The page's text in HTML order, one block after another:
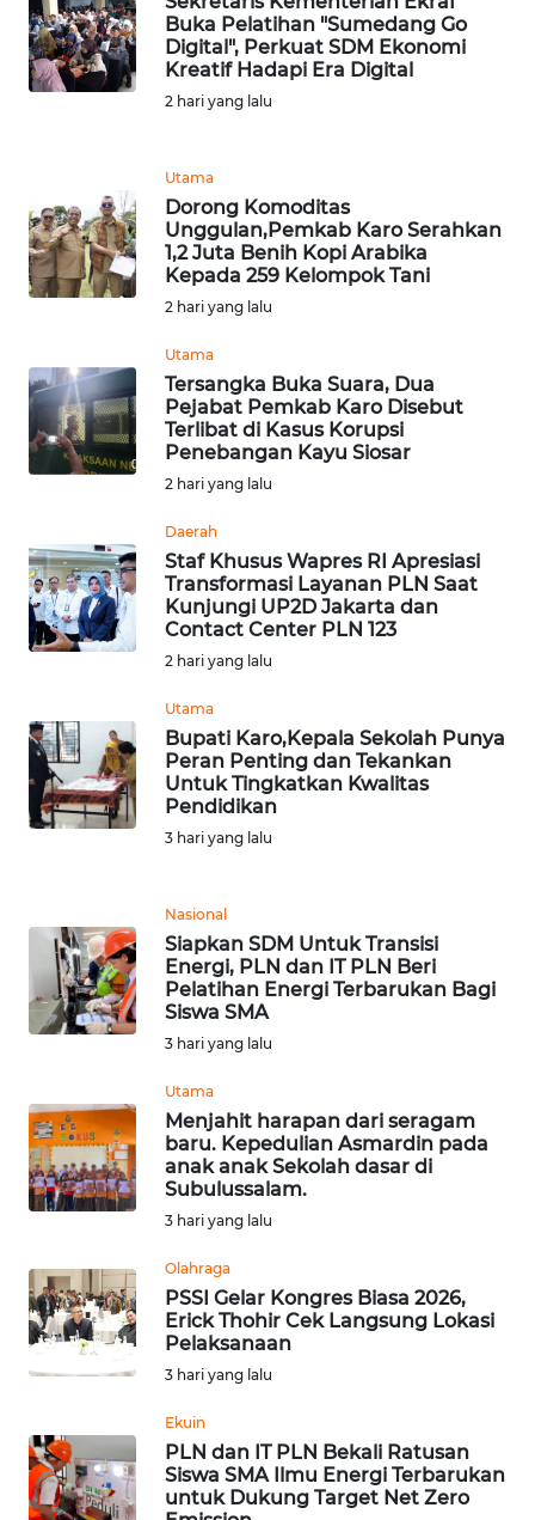
Buka Pelatihan "Sumedang Go
Digital", Perkuat SDM Ekonomi
Kreatif Hadapi Era Digital
2 hari yang lalu
Utama
Dorong Komoditas
Unggulan,Pemkab Karo Serahkan
1,2 Juta Benih Kopi Arabika
Kepada 259 Kelompok Tani
2 hari yang lalu
Utama
Tersangka Buka Suara, Dua
Pejabat Pemkab Karo Disebut
Terlibat di Kasus Korupsi
Penebangan Kayu Siosar
2 hari yang lalu
Daerah
Staf Khusus Wapres RI Apresiasi
Transformasi Layanan PLN Saat
Kunjungi UP2D Jakarta dan
Contact Center PLN 123
2 hari yang lalu
Utama
Bupati Karo,Kepala Sekolah Punya
Peran Penting dan Tekankan
Untuk Tingkatkan Kwalitas
Pendidikan
3 hari yang lalu
Nasional
Siapkan SDM Untuk Transisi
Energi, PLN dan IT PLN Beri
Pelatihan Energi Terbarukan Bagi
Siswa SMA
3 hari yang lalu
Utama
Menjahit harapan dari seragam
baru. Kepedulian Asmardin pada
anak anak Sekolah dasar di
Subulussalam.
3 hari yang lalu
Olahraga
PSSI Gelar Kongres Biasa 2026,
Erick Thohir Cek Langsung Lokasi
Pelaksanaan
3 hari yang lalu
Ekuin
PLN dan IT PLN Bekali Ratusan
Siswa SMA Ilmu Energi Terbarukan
untuk Dukung Target Net Zero
WN
JOGJA
WN
BALI
WN
KALTENG
WN
KALSEL
WN
SULSEL
WN
SULUT
WN
MALUKU
WN
MALUT
WN
DAIRI
WN
DANAU
TOBA
WN
LANGKAT